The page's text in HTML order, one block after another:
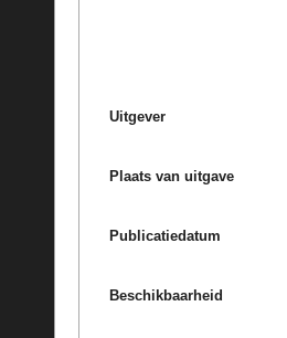
Uitgever
Plaats van uitgave
Publicatiedatum
Beschikbaarheid